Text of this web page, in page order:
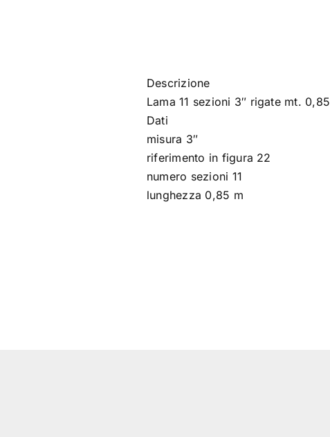
Descrizione
Lama 11 sezioni 3″ rigate mt. 0,85
Dati
misura 3″
riferimento in figura 22
numero sezioni 11
lunghezza 0,85 m